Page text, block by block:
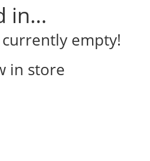
in…
empty!
in store